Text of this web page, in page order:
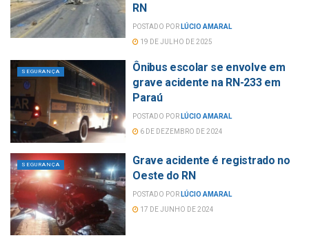
RN
POSTADO POR LÚCIO AMARAL
19 DE JULHO DE 2025
SEGURANÇA
Ônibus escolar se envolve em
grave acidente na RN-233 em
Paraú
POSTADO POR LÚCIO AMARAL
6 DE DEZEMBRO DE 2024
SEGURANÇA
Grave acidente é registrado no
Oeste do RN
POSTADO POR LÚCIO AMARAL
17 DE JUNHO DE 2024